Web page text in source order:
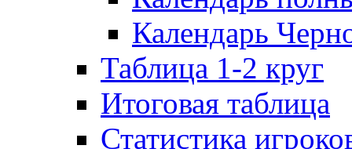
Календарь
Таблица 1-2 круг
Итоговая таблица
Статистика